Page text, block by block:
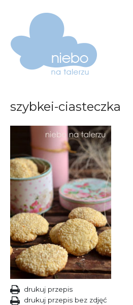
szybkei-ciasteczka
drukuj przepis
drukuj przepis bez zdjęć